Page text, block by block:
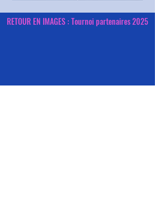
RETOUR EN IMAGES : Tournoi partenaires 2025